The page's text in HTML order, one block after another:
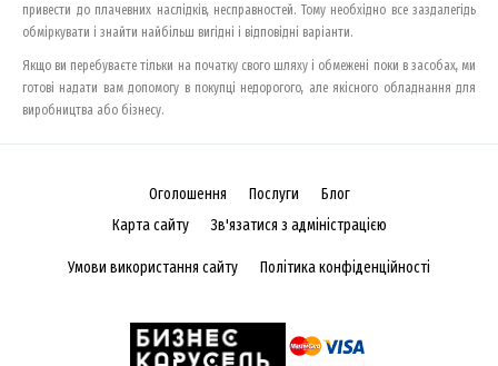
привести до плачевних наслідків, несправностей. Тому необхідно все заздалегідь
обміркувати і знайти найбільш вигідні і відповідні варіанти.
Якщо ви перебуваєте тільки на початку свого шляху і обмежені поки в засобах, ми
готові надати вам допомогу в покупці недорогого, але якісного обладнання для
виробництва або бізнесу.
Оголошення Послуги
Блог
Карта сайту
Зв'язатися з адміністрацією
Умови використання сайту Політика конфіденційності